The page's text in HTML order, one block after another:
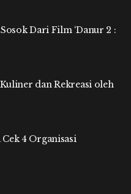
Dari Film ‘Danur 2 :
dan Rekreasi oleh
4 Organisasi